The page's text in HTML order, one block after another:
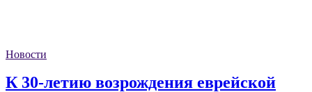
Новости
К 30-летию возрождения еврейской